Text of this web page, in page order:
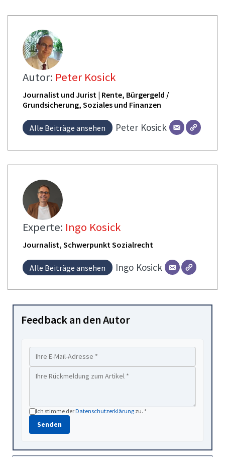
Autor: Peter Kosick
Journalist und Jurist | Rente, Bürgergeld /
Grundsicherung, Soziales und Finanzen
Alle Beiträge ansehen Peter Kosick
Experte: Ingo Kosick
Journalist, Schwerpunkt Sozialrecht
Alle Beiträge ansehen Ingo Kosick
Feedback an den Autor
Ich stimme derDatenschutzerklärung zu. *
Senden